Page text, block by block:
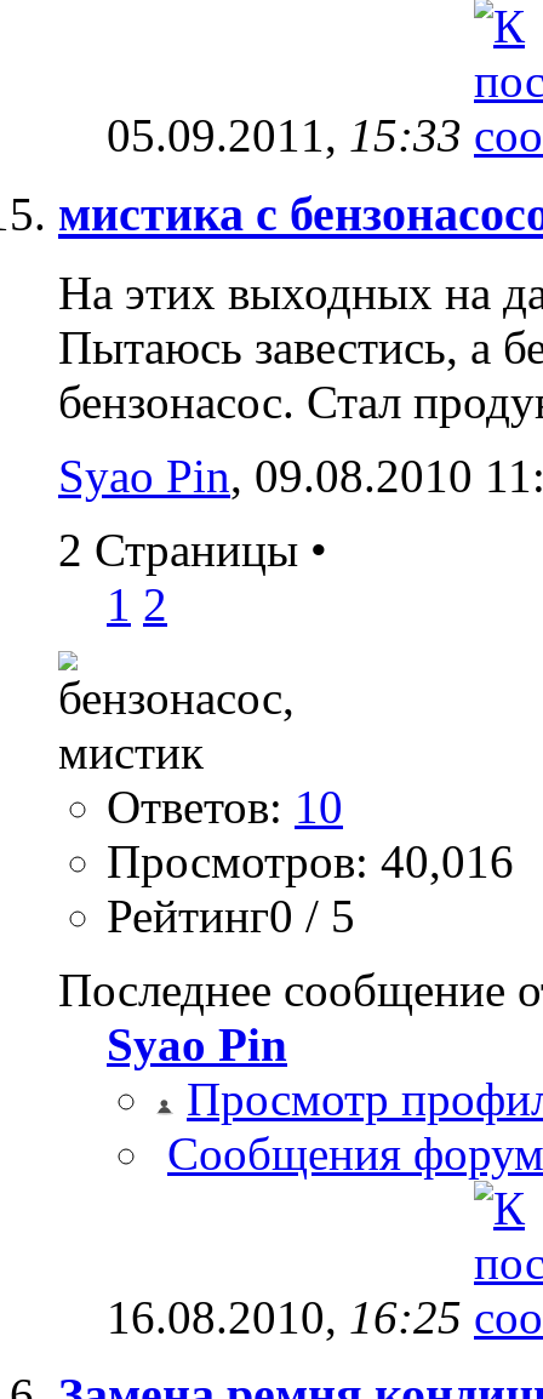
05.09.2011, 15:33
мистика с
На этих выходных на
Пытаюсь завестись, а
бензонасос. Стал
Syao Pin‎, 09.08.2010
2 Страницы •
1 2
Ответов: 10
Просмотров: 40,016
Рейтинг0 / 5
Последнее сообщение
Syao Pin
Просмотр
Сообщения
16.08.2010, 16:25